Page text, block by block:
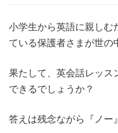
小学生から英語に親しむ
ている保護者さまが世の
果たして、英会話レッス
できるでしょうか？
答えは残念ながら『ノー